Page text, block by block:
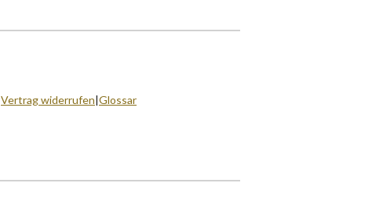
Vertrag widerrufen|Glossar